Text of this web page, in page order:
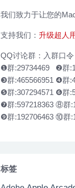
我们致力于让您的
支持我们： 升级超人
QQ讨论群：入群口令
❶群:29734469 ❷群
❸群:465566951 ❹群
❺群:307294571 ❻群
❼群:597218363 ⑧群
❾群:192706463 ⑩群
标签